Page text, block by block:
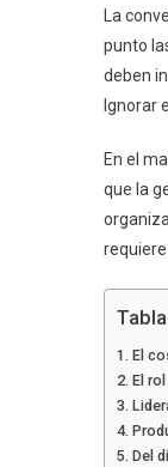
La
punto
deben
Ignorar
En el
que la
El
El
Del